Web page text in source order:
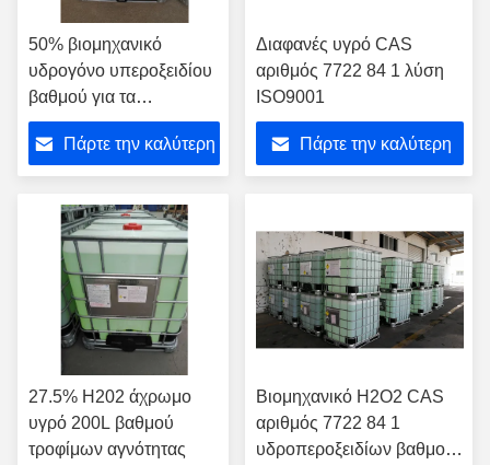
50% βιομηχανικό
υδρογόνο υπεροξειδίου
βαθμού για τα
κλωστοϋφαντουργικά
προϊόντα εγγράφου
Πάρτε την καλύτερη
Διαφανές υγρό CAS
αριθμός 7722 84 1 λύση
ISO9001
Πάρτε την καλύτερη
27.5% H202 άχρωμο
υγρό 200L βαθμού
τροφίμων αγνότητας
Βιομηχανικό H2O2 CAS
αριθμός 7722 84 1
υδροπεροξειδίων βαθμού